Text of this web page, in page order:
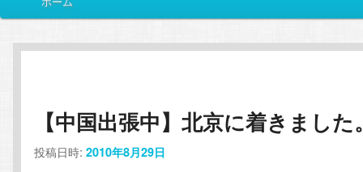
イ
メ
イ
コ
ン
サ
ブ
ン
テ
【中国出張中】北京に着きました
投稿日時:2010年8月29日